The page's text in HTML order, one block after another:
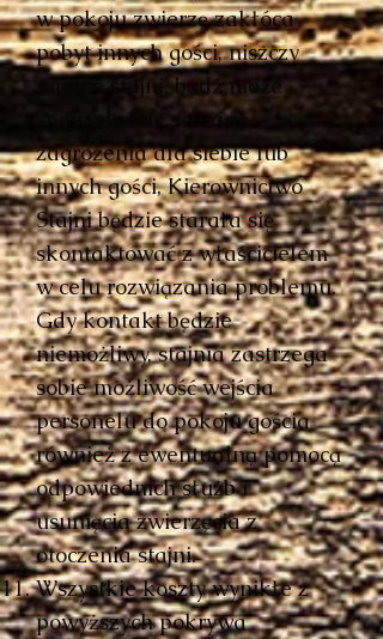
w pokoju zwierzę zakłóca
pobyt innych gości, niszczy
mienie stajni, bądź może
spowodować sytuację
zagrożenia dla siebie lub
innych gości, Kierownictwo
Stajni będzie starała się
skontaktować z właścicielem
w celu rozwiązania problemu.
Gdy kontakt będzie
niemożliwy, stajnia zastrzega
sobie możliwość wejścia
personelu do pokoju gościa
również z ewentualną pomocą
odpowiednich służb i
usunięcia zwierzęcia z
otoczenia stajni.
Wszystkie koszty wynikłe z
powyższych pokrywa